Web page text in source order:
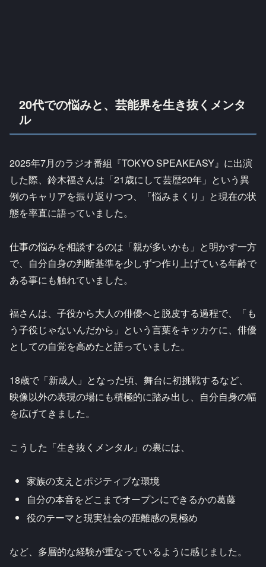
20代での悩みと、芸能界を生き抜くメンタ
ル
2025年7月のラジオ番組『TOKYO SPEAKEASY』に出演
した際、鈴木福さんは「21歳にして芸歴20年」という異
例のキャリアを振り返りつつ、「悩みまくり」と現在の状
態を率直に語っていました。
仕事の悩みを相談するのは「親が多いかも」と明かす一方
で、自分自身の判断基準を少しずつ作り上げている年齢で
ある事にも触れていました。
福さんは、子役から大人の俳優へと脱皮する過程で、「も
う子役じゃないんだから」という言葉をキッカケに、俳優
としての自覚を高めたと語っていました。
18歳で「新成人」となった頃、舞台に初挑戦するなど、
映像以外の表現の場にも積極的に踏み出し、自分自身の幅
を広げてきました。
こうした「生き抜くメンタル」の裏には、
家族の支えとポジティブな環境
自分の本音をどこまでオープンにできるかの葛藤
役のテーマと現実社会の距離感の見極め
など、多層的な経験が重なっているように感じました。